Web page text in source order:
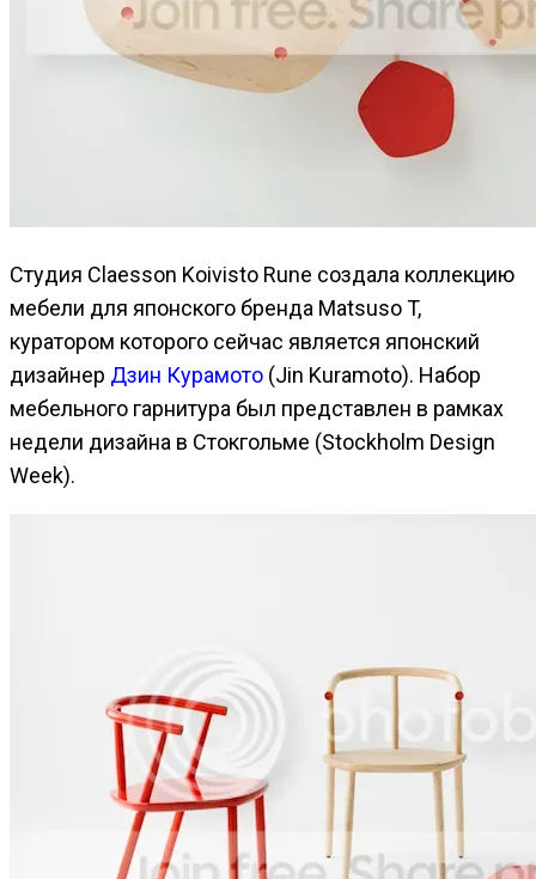
Студия Claesson Koivisto Rune создала коллекцию
мебели для японского бренда Matsuso T,
куратором которого сейчас является японский
дизайнер Дзин Курамото (Jin Kuramoto). Набор
мебельного гарнитура был представлен в рамках
недели дизайна в Стокгольме (Stockholm Design
Week).